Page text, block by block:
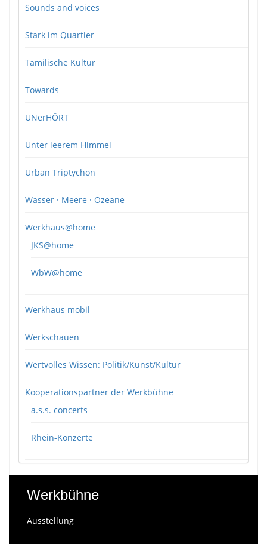
Sounds and voices
Stark im Quartier
Tamilische Kultur
Towards
UNerHÖRT
Unter leerem Himmel
Urban Triptychon
Wasser · Meere · Ozeane
Werkhaus@home
JKS@home
WbW@home
Werkhaus mobil
Werkschauen
Wertvolles Wissen: Politik/Kunst/Kultur
Kooperationspartner der Werkbühne
a.s.s. concerts
Rhein-Konzerte
Werkbühne
Ausstellung